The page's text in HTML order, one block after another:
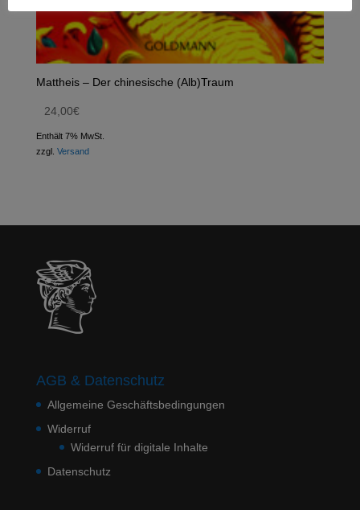
Mattheis – Der chinesische (Alb)Traum
24,00€
Enthält 7% MwSt.
zzgl. Versand
AGB & Datenschutz
Allgemeine Geschäftsbedingungen
Widerruf
Widerruf für digitale Inhalte
Datenschutz